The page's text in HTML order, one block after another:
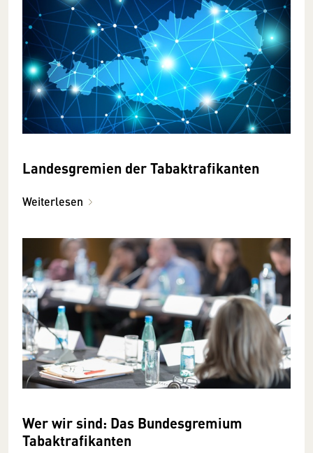
Landesgremien der Tabaktrafikanten
Weiterlesen
Wer wir sind: Das Bundesgremium
Tabaktrafikanten